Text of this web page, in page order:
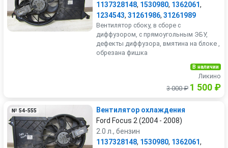
1137328148, 1530980, 1362061,
1234543, 31261986, 31261989
Вентилятор сбоку, в сборе с
диффузором, с прямоугольным ЭБУ,
дефекты диффузора, вмятина на блоке ,
обрезана фишка
В наличии
Ликино
3 000 ₽ 1 500 ₽
№ 54-555
Вентилятор охлаждения
Ford Focus 2 (2004 - 2008)
2.0 л., бензин
1137328148, 1530980, 1362061,